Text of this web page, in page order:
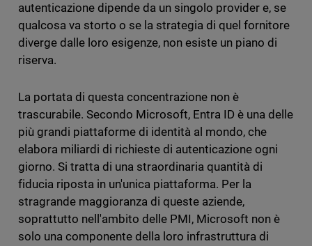
autenticazione dipende da un singolo provider e, se
qualcosa va storto o se la strategia di quel fornitore
diverge dalle loro esigenze, non esiste un piano di
riserva.
La portata di questa concentrazione non è
trascurabile. Secondo Microsoft, Entra ID è una delle
più grandi piattaforme di identità al mondo, che
elabora miliardi di richieste di autenticazione ogni
giorno. Si tratta di una straordinaria quantità di
fiducia riposta in un'unica piattaforma. Per la
stragrande maggioranza di queste aziende,
soprattutto nell'ambito delle PMI, Microsoft non è
solo una componente della loro infrastruttura di